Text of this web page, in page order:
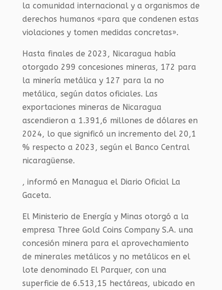
la comunidad internacional y a organismos de
derechos humanos «para que condenen estas
violaciones y tomen medidas concretas».
Hasta finales de 2023, Nicaragua había
otorgado 299 concesiones mineras, 172 para
la minería metálica y 127 para la no
metálica, según datos oficiales. Las
exportaciones mineras de Nicaragua
ascendieron a 1.391,6 millones de dólares en
2024, lo que significó un incremento del 20,1
% respecto a 2023, según el Banco Central
nicaragüense.
, informó en Managua el Diario Oficial La
Gaceta.
El Ministerio de Energía y Minas otorgó a la
empresa Three Gold Coins Company S.A. una
concesión minera para el aprovechamiento
de minerales metálicos y no metálicos en el
lote denominado El Parquer, con una
superficie de 6.513,15 hectáreas, ubicado en